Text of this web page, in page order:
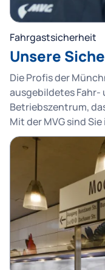
Fahrgastsicherheit
Unsere
Die Profis der
ausgebildetes Fahr-
Betriebszentrum,
Mit der MVG sind